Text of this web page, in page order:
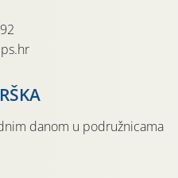
danom u podružnicama